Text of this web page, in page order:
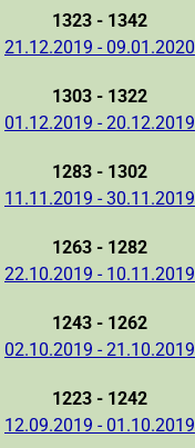
1323 - 1342
21.12.2019 - 09.01.2020
1303 - 1322
01.12.2019 - 20.12.2019
1283 - 1302
11.11.2019 - 30.11.2019
1263 - 1282
22.10.2019 - 10.11.2019
1243 - 1262
02.10.2019 - 21.10.2019
1223 - 1242
12.09.2019 - 01.10.2019